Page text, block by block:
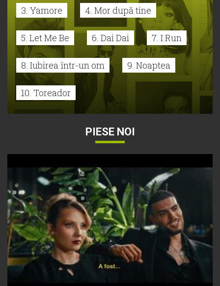
3. Yamore 4. Mor după tine
5. Let Me Be 6. Dai Dai 7. I Run
8. Iubirea într-un om 9. Noaptea
10. Toreador
PIESE NOI